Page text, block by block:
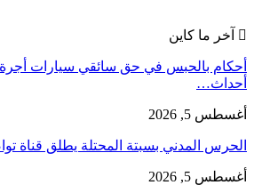
آخر ما كاين
أحكام بالحبس في حق سائقي سيارات
أحداث…
أغسطس 5, 2026
الحرس المدني بسبتة المحتلة يطلق قناة
أغسطس 5, 2026